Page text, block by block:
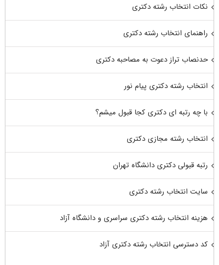
نکات انتخاب رشته دکتری
راهنمای انتخاب رشته دکتری
حدنصاب تراز دعوت به مصاحبه دکتری
انتخاب رشته دکتری پیام نور
با چه رتبه ای دکتری کجا قبول میشم؟
انتخاب رشته مجازی دکتری
رتبه قبولی دکتری دانشگاه تهران
سایت انتخاب رشته دکتری
هزینه انتخاب رشته دکتری سراسری و دانشگاه آزاد
کد دسترسی انتخاب رشته دکتری آزاد